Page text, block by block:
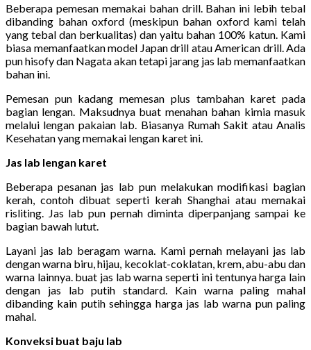
Beberapa pemesan memakai bahan drill. Bahan ini lebih tebal
dibanding bahan oxford (meskipun bahan oxford kami telah
yang tebal dan berkualitas) dan yaitu bahan 100% katun. Kami
biasa memanfaatkan model Japan drill atau American drill. Ada
pun hisofy dan Nagata akan tetapi jarang jas lab memanfaatkan
bahan ini.
Pemesan pun kadang memesan plus tambahan karet pada
bagian lengan. Maksudnya buat menahan bahan kimia masuk
melalui lengan pakaian lab. Biasanya Rumah Sakit atau Analis
Kesehatan yang memakai lengan karet ini.
Jas lab lengan karet
Beberapa pesanan jas lab pun melakukan modifikasi bagian
kerah, contoh dibuat seperti kerah Shanghai atau memakai
risliting. Jas lab pun pernah diminta diperpanjang sampai ke
bagian bawah lutut.
Layani jas lab beragam warna. Kami pernah melayani jas lab
dengan warna biru, hijau, kecoklat-coklatan, krem, abu-abu dan
warna lainnya. buat jas lab warna seperti ini tentunya harga lain
dengan jas lab putih standard. Kain warna paling mahal
dibanding kain putih sehingga harga jas lab warna pun paling
mahal.
Konveksi buat baju lab